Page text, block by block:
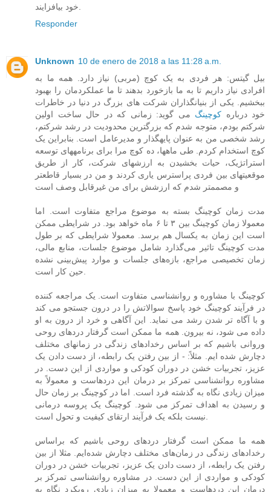
Responder
Unknown 10 de enero de 2018 a las 11:28 a.m.
بیل گیتس: هر فردی به یک کوچ (مربی) نیاز دارد. همه ما به
افرادی نیاز داریم تا به ما بازخورد بدهند تا ما عملکردمان را بهبود
ببخشیم. یکی از بنیانگذاران شرکت های بزرگ در دنیا در خاطرات
خود درباره کوچینگ می گوید: زمانی که در حال ساخت اولین
شرکتم بودم، متوجه شدم که بزرگترین محدودیت در رشد شرکتم،
رشد شخصی من به عنوان پایهگذار و مدیرعامل است. بنابراین یک
کوچ استخدام کردم. طی ماهها، ده کوچ مرا برای برنامههای توسعه
استراتژیک، حیات بخشیدن به ارزشهای شرکت، کار از طریق
موقعیتهای بین فردی پراسترس یاری کردند و من در بسیار قاطعتر
و مصممتر شدم که ارزشش برای من غیرقابل وصف است
مدت زمان کوچینگ بسته به موضوع مراجع متفاوت است. اما
معمولا زمان کوچینگ بین ۳ تا ۶ ماه خواهد بود. در شرایطی ممکن
است این زمان به یکسال هم برسد. معمولا شرایطی که بر طول
مدت کوچینگ تاثیر می‌گذارد شامل موضوع جلسات، منابع مالی،
زمان تخصیصی مراجع، بازه‌های جلسات و موارد پیش‌بینی نشده
کوچینگ با مشاوره و روانشناسی متفاوت است. یک مراجعه کننده
در فرآیند کوچینگ خود پاسخ سوالاتش را در درون جستجو می کند
و با آگاه تر شدن رشد می نماید. این آگاهی و خرد از درون به او
داده می شود، نه بیرون. همه ما ممکن است گرفتار دردهای روحی
وروانی باشیم که بر اساس رخدادهای زندگی در زمانهای مختلف
دچارش شده ایم. مثلاً: - از بین رفتن یک رابطه، از دست دادن یک
عزیز، تجربیات خشن در دوران کودکی و مواردی از این دست. در
مشاوره روانشناسی تمرکز بر درمان این دردهاست و معمولاً به
میزان زیادی نگاه به گذشته فرد است. اما در کوچینگ بر زمان حال
و رسیدن به اهداف تمرکز می شود. کوچینگ یک پروسه درمانی
همه ما ممکن است گرفتار دردهای روحی باشیم که براساس
رخدادهای زندگی در زمان‌های مختلف دچارش شده‌ایم. مثلا از بین
رفتن یک رابطه، از دست دادن یک عزیز، تجربیات خشن در دوران
کودکی و مواردی از این دست. در مشاوره روانشناسی تمرکز بر
درمان این دردهاست و معمولا به میزان زیادی رویکرد نگاه به